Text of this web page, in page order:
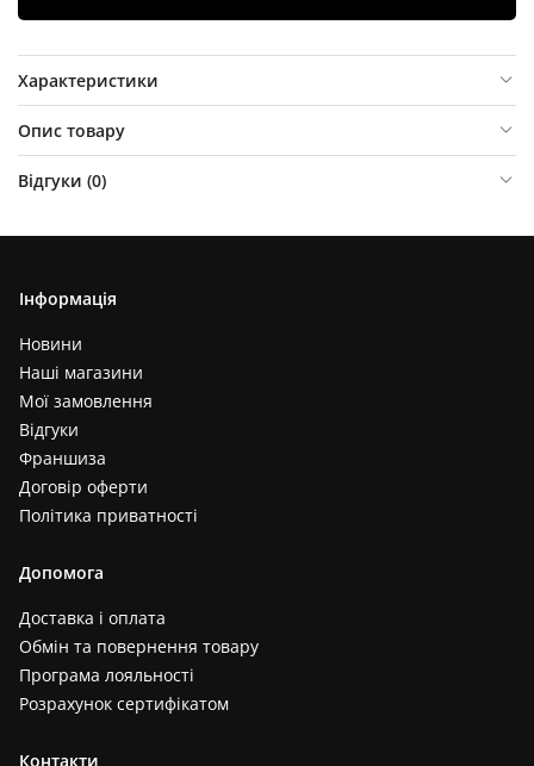
Характеристики
Опис товару
Відгуки (0)
Інформація
Новини
Наші магазини
Мої замовлення
Відгуки
Франшиза
Договір оферти
Політика приватності
Допомога
Доставка і оплата
Обмін та повернення товару
Програма лояльності
Розрахунок сертифікатом
Контакти